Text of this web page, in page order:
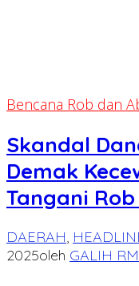
Bencana Rob dan
Skandal
Demak
Tangani
DAERAH,
2025oleh GALIH RM